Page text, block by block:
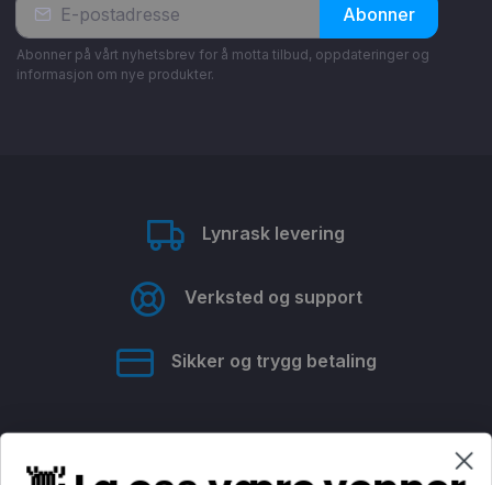
Abonner
Abonner på vårt nyhetsbrev for å motta tilbud, oppdateringer og
informasjon om nye produkter.
Lynrask levering
Verksted og support
Sikker og trygg betaling